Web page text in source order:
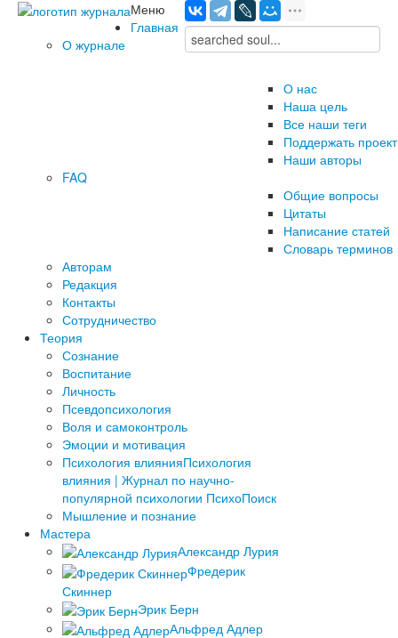
Меню
Главная
О журнале
О нас
Наша цель
Все наши теги
Поддержать проект
Наши авторы
FAQ
Общие вопросы
Цитаты
Написание статей
Словарь терминов
Авторам
Редакция
­Контакты
Сотрудничество
Теория
Сознание
Воспитание
Личность
Псевдопсихология
Воля и самоконтроль
Эмоции и мотивация
Психология влиянияПсихология
влияния | Журнал по научно-
популярной психологии ПсихоПоиск
Мышление и познание
Мастера
Александр Лурия
Фредерик
Скиннер
Эрик Берн
Альфред Адлер